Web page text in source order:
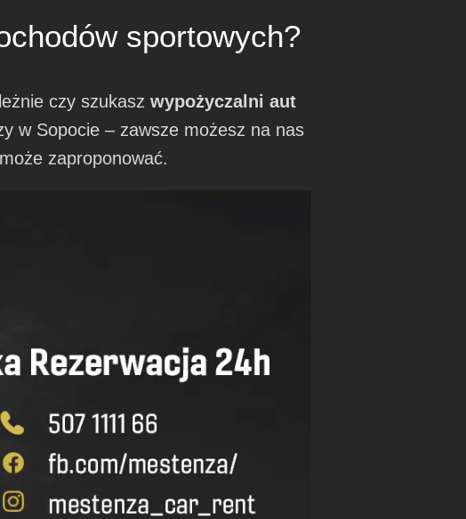
sportowych?
czy szukaszwypożyczalni aut
w Sopocie – zawsze możesz na nas
może zaproponować.